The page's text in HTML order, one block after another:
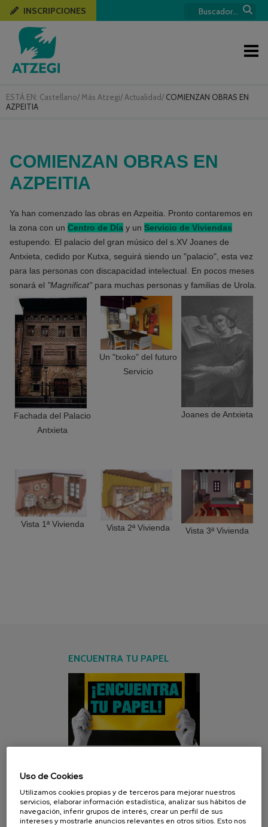
ESTÁ EN: Castellano/ Más Atzegi/ Actualidad/ COMIENZAN OBRAS EN
AZPEITIA
INSCRIPCIONES
COMIENZAN OBRAS EN
AZPEITIA
Ya han comenzado las obras en Azpeitia. Pronto contaremos en
la zona con un Centro de Día y un Servicio de Viviendas
estupendo. El palacio del gran músico del s.XV Joanes de
Antxieta, cedido por Kutxa, seguirá siendo un "palacio", esta vez
para las personas con discapacidad intelectual. En pocos meses
sonará el "Magnificat"para muchas personas y familias de Urola.
Fachada del Palacio
Antxieta
Un "txoko" del futuro
Servicio
Joanes de Antxieta
Vista 1ª Vivienda Vista 2ª Vivienda Vista 3ª Vivienda
ENCUENTRA TU PAPEL
CAMPAÑA ACTUAL
Uso de Cookies
Utilizamos cookies propias y de terceros para mejorar nuestros
servicios, elaborar información estadística, analizar sus hábitos de
navegación, inferir grupos de interés, crear un perfil de sus
intereses y mostrarle anuncios relevantes en otros sitios. Esto nos